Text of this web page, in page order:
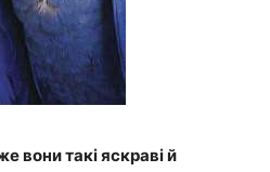
вони такі яскраві й